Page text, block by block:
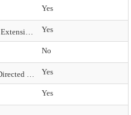
Yes
英特尔 Transactional Synchronization Extensions – New Instructions (英特尔 TSX-NI) Yes
No
英特尔 Virtualization Technology for Directed I/O (VT-d) * Yes
Yes